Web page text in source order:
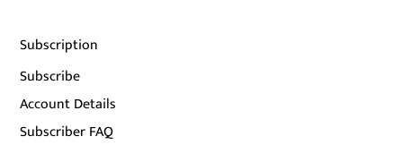
Subscription
Subscribe
Account Details
Subscriber FAQ